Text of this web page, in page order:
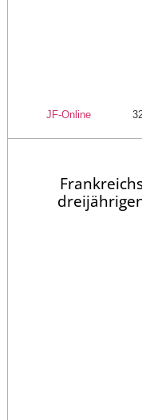
JF-Online